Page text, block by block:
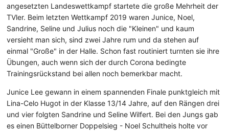
angesetzten Landeswettkampf startete die große Mehrheit der
TVler. Beim letzten Wettkampf 2019 waren Junice, Noel,
Sandrine, Seline und Julius noch die "Kleinen" und kaum
versieht man sich, sind zwei Jahre rum und da stehen auf
einmal "Große" in der Halle. Schon fast routiniert turnten sie ihre
Übungen, auch wenn sich der durch Corona bedingte
Trainingsrückstand bei allen noch bemerkbar macht.
Junice Lee gewann in einem spannenden Finale punktgleich mit
Lina-Celo Hugot in der Klasse 13/14 Jahre, auf den Rängen drei
und vier folgten Sandrine und Seline Wilfert. Bei den Jungs gab
es einen Büttelborner Doppelsieg - Noel Schultheis holte vor